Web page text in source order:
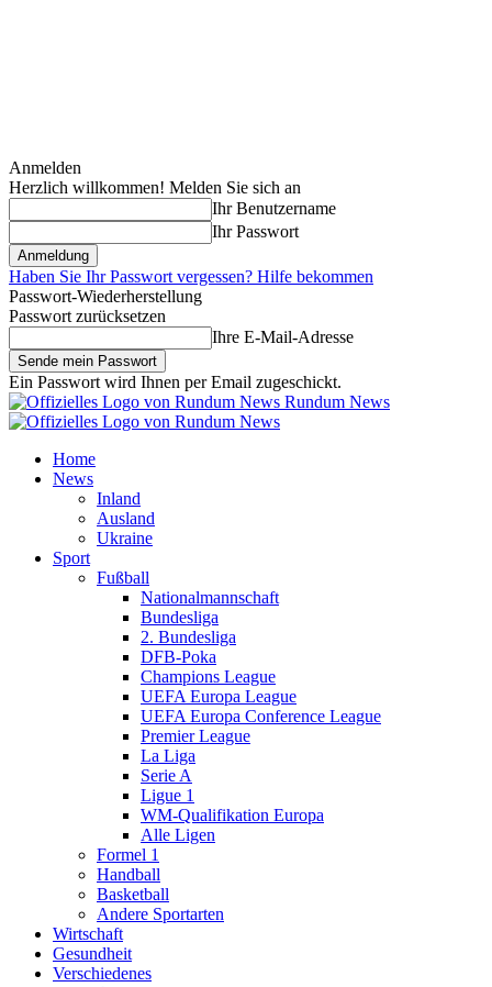
Anmelden
Herzlich willkommen! Melden Sie sich an
Ihr Benutzername
Ihr Passwort
Haben Sie Ihr Passwort vergessen? Hilfe bekommen
Passwort-Wiederherstellung
Passwort zurücksetzen
Ihre E-Mail-Adresse
Ein Passwort wird Ihnen per Email zugeschickt.
Rundum News
Home
News
Inland
Ausland
Ukraine
Sport
Fußball
Nationalmannschaft
Bundesliga
2. Bundesliga
DFB-Poka
Champions League
UEFA Europa League
UEFA Europa Conference League
Premier League
La Liga
Serie A
Ligue 1
WM-Qualifikation Europa
Alle Ligen
Formel 1
Handball
Basketball
Andere Sportarten
Wirtschaft
Gesundheit
Verschiedenes